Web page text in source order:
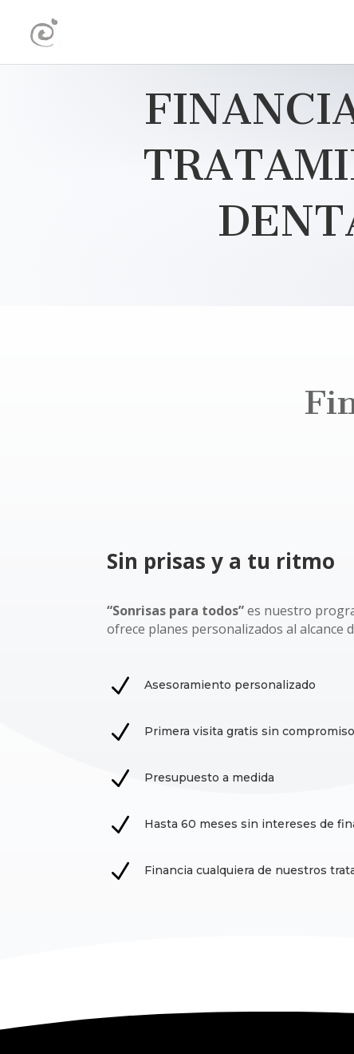
Sin prisas y a tu ritmo
“Sonrisas para todos”es nuestro
ofrece planes personalizados al alcance
N Asesoramiento personalizado
N Primera visita gratis sin compromiso
N Presupuesto a medida
N Hasta 60 meses sin intereses de
N Financia cualquiera de nuestros